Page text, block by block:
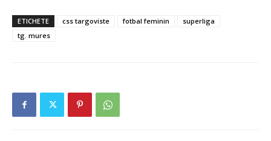
ETICHETE css targoviste fotbal feminin
superliga
tg. mures